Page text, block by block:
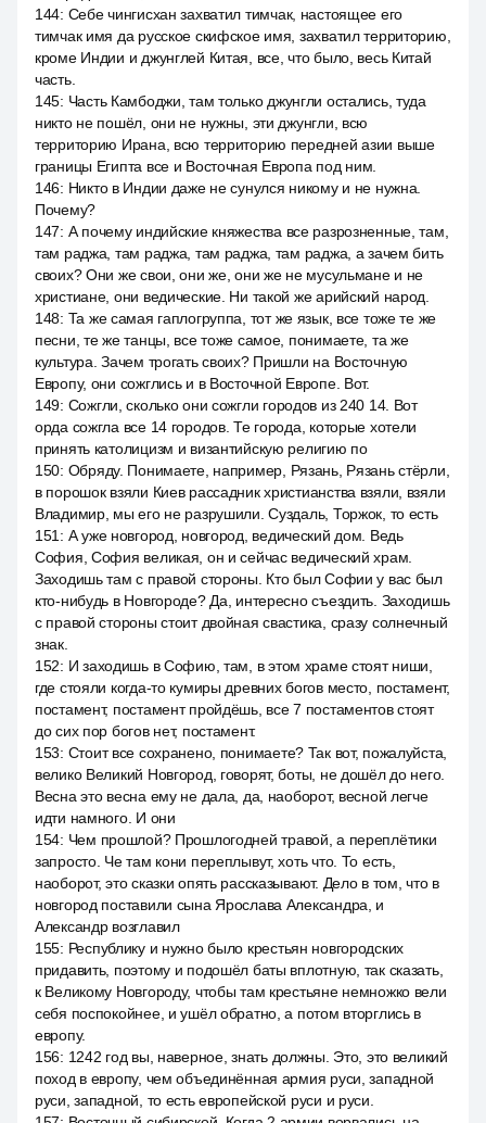
144: Себе чингисхан захватил тимчак, настоящее его
тимчак имя да русское скифское имя, захватил территорию,
кроме Индии и джунглей Китая, все, что было, весь Китай
часть.
145: Часть Камбоджи, там только джунгли остались, туда
никто не пошёл, они не нужны, эти джунгли, всю
территорию Ирана, всю территорию передней азии выше
границы Египта все и Восточная Европа под ним.
146: Никто в Индии даже не сунулся никому и не нужна.
Почему?
147: А почему индийские княжества все разрозненные, там,
там раджа, там раджа, там раджа, там раджа, а зачем бить
своих? Они же свои, они же, они же не мусульмане и не
христиане, они ведические. Ни такой же арийский народ.
148: Та же самая гаплогруппа, тот же язык, все тоже те же
песни, те же танцы, все тоже самое, понимаете, та же
культура. Зачем трогать своих? Пришли на Восточную
Европу, они сожглись и в Восточной Европе. Вот.
149: Сожгли, сколько они сожгли городов из 240 14. Вот
орда сожгла все 14 городов. Те города, которые хотели
принять католицизм и византийскую религию по
150: Обряду. Понимаете, например, Рязань, Рязань стёрли,
в порошок взяли Киев рассадник христианства взяли, взяли
Владимир, мы его не разрушили. Суздаль, Торжок, то есть
151 : А уже новгород, новгород, ведический дом. Ведь
София, София великая, он и сейчас ведический храм.
Заходишь там с правой стороны. Кто был Софии у вас был
кто-нибудь в Новгороде? Да, интересно съездить. Заходишь
с правой стороны стоит двойная свастика, сразу солнечный
знак.
152: И заходишь в Софию, там, в этом храме стоят ниши,
где стояли когда-то кумиры древних богов место, постамент,
постамент, постамент пройдёшь, все 7 постаментов стоят
до сих пор богов нет, постамент.
153: Стоит все сохранено, понимаете? Так вот, пожалуйста,
велико Великий Новгород, говорят, боты, не дошёл до него.
Весна это весна ему не дала, да, наоборот, весной легче
идти намного. И они
154: Чем прошлой? Прошлогодней травой, а переплётики
запросто. Че там кони переплывут, хоть что. То есть,
наоборот, это сказки опять рассказывают. Дело в том, что в
новгород поставили сына Ярослава Александра, и
Александр возглавил
155: Республику и нужно было крестьян новгородских
придавить, поэтому и подошёл баты вплотную, так сказать,
к Великому Новгороду, чтобы там крестьяне немножко вели
себя поспокойнее, и ушёл обратно, а потом вторглись в
европу.
156: 1242 год вы, наверное, знать должны. Это, это великий
поход в европу, чем объединённая армия руси, западной
руси, западной, то есть европейской руси и руси.